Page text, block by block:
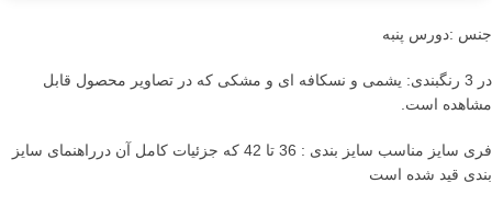
جنس :دورس پنبه
در 3 رنگبندی: یشمی و نسکافه ای و مشکی که در تصاویر محصول قابل
مشاهده است.
فری سایز مناسب سایز بندی : 36 تا 42 که جزئیات کامل آن درراهنمای سایز
بندی قید شده است